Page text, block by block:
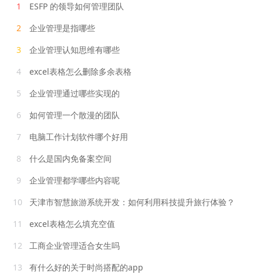
1
ESFP 的领导如何管理团队
2
企业管理是指哪些
3
企业管理认知思维有哪些
4
excel表格怎么删除多余表格
5
企业管理通过哪些实现的
6
如何管理一个散漫的团队
7
电脑工作计划软件哪个好用
8
什么是国内免备案空间
9
企业管理都学哪些内容呢
10
天津市智慧旅游系统开发：如何利用科技提升旅行体验？
11
excel表格怎么填充空值
12
工商企业管理适合女生吗
13
有什么好的关于时尚搭配的app